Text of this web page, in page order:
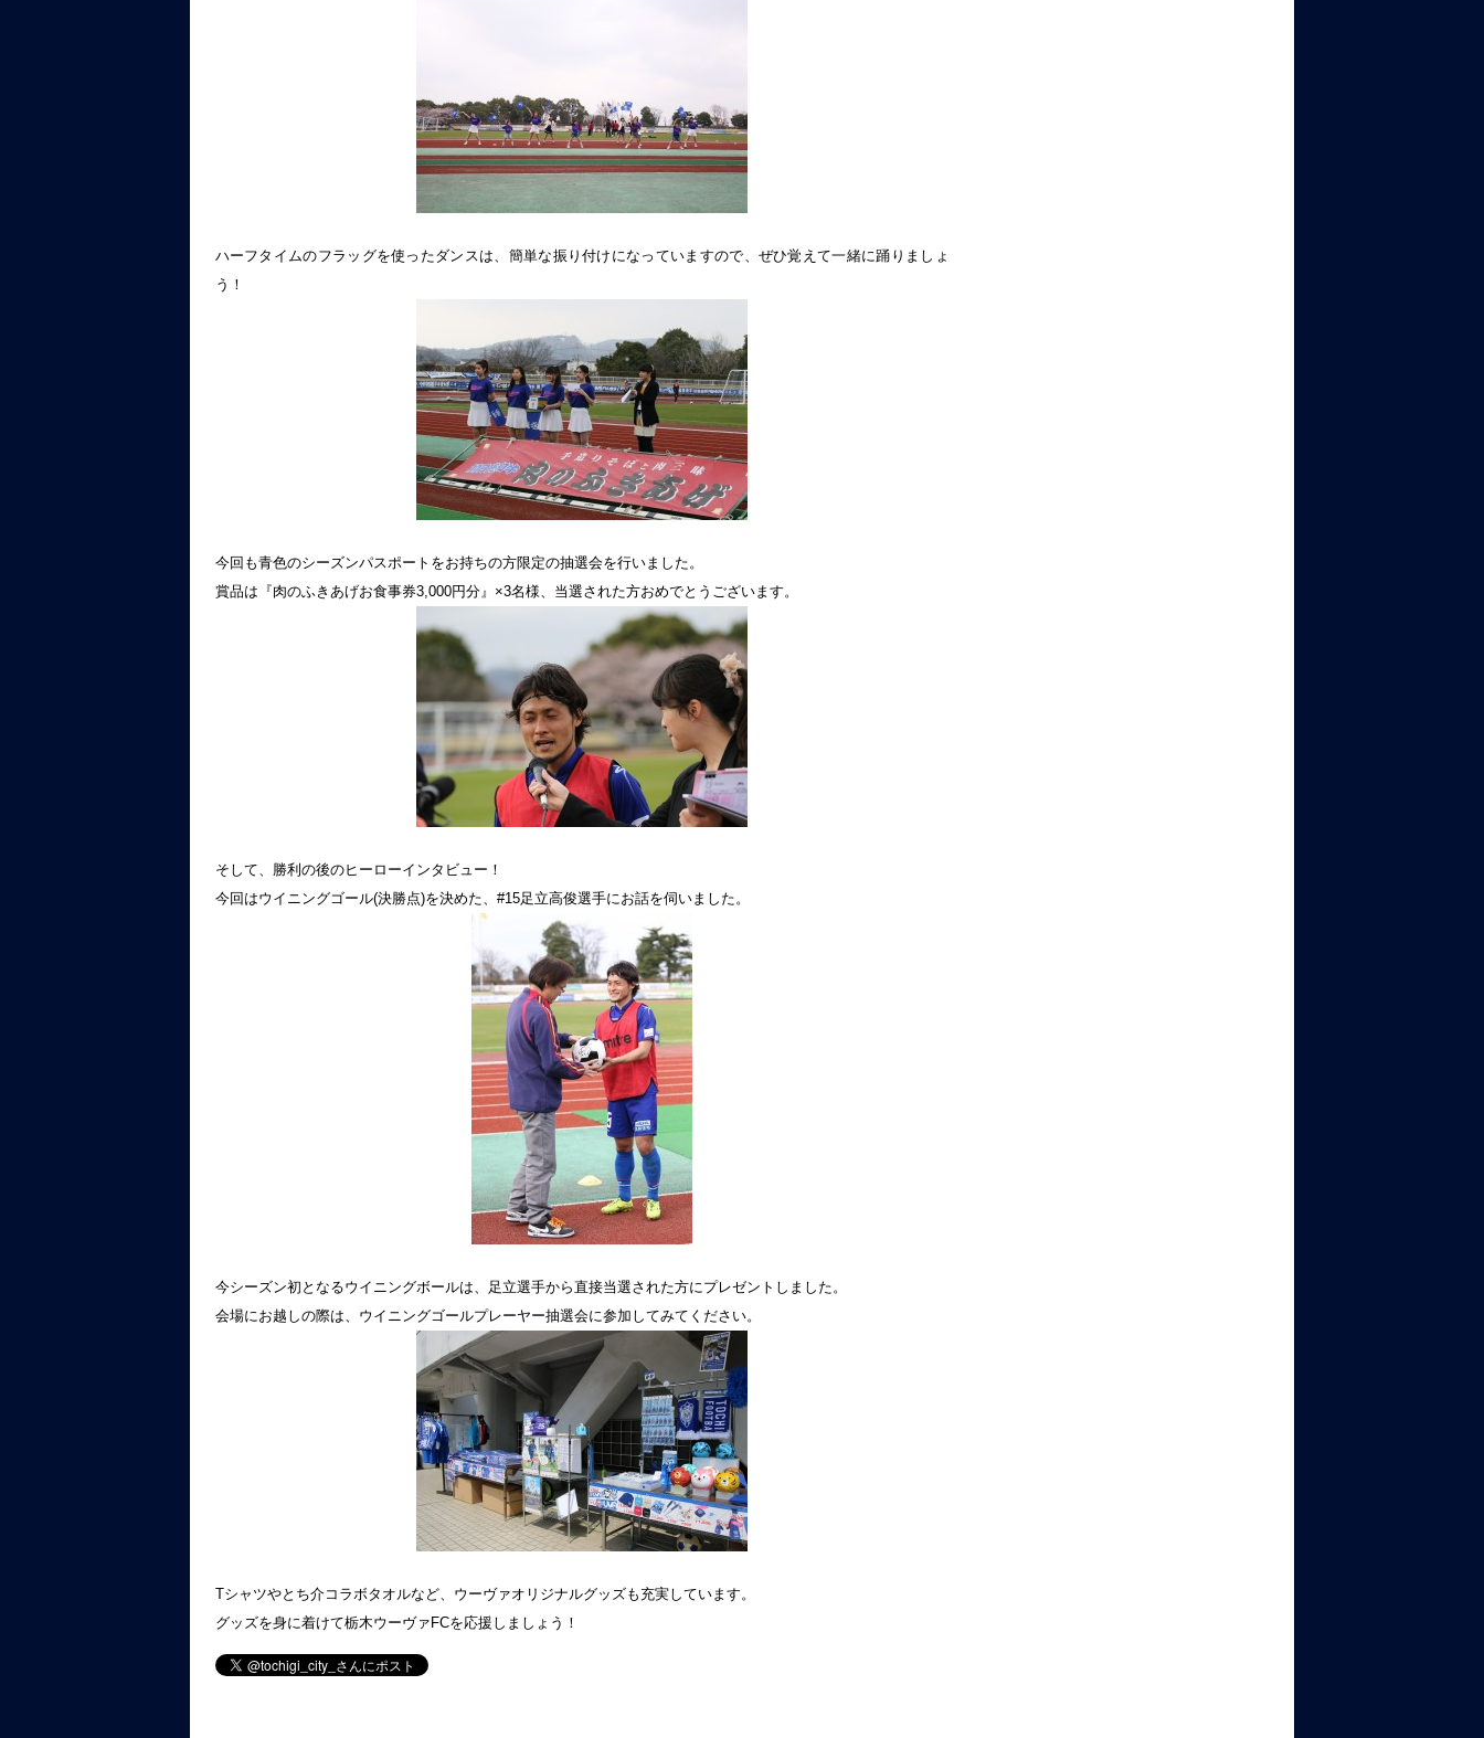
ハーフタイムのフラッグを使ったダンスは、簡単な振り付けになっていますので、ぜひ覚えて一緒に踊りましょ
う！
今回も青色のシーズンパスポートをお持ちの方限定の抽選会を行いました。
賞品は『肉のふきあげお食事券3,000円分』×3名様、当選された方おめでとうございます。
そして、勝利の後のヒーローインタビュー！
今回はウイニングゴール(決勝点)を決めた、#15足立高俊選手にお話を伺いました。
今シーズン初となるウイニングボールは、足立選手から直接当選された方にプレゼントしました。
会場にお越しの際は、ウイニングゴールプレーヤー抽選会に参加してみてください。
Tシャツやとち介コラボタオルなど、ウーヴァオリジナルグッズも充実しています。
グッズを身に着けて栃木ウーヴァFCを応援しましょう！